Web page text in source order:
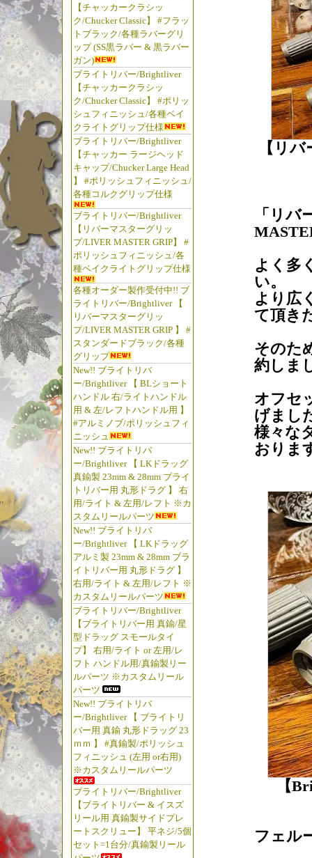
【チャッカークラシッ
ク/Chucker Classic】 #フラッ
トブラック/各種ラバーグリ
ップ (SS黒ラバー & 黒ラバー
ガン)
ブライトリバー/Brightliver
【チャッカークラシッ
ク/Chucker Classic】 #ポリッ
シュフィニッシュ/各種ベイ
クライトグリップ仕様
ブライトリバー/Brightliver
【チャッカー ラージヘッド
キャップ/Chucker Large Head
】 #ポリッシュフィニッシュ/
各種コルクグリップ仕様
ブライトリバー/Brightliver
【リバーマスターグリッ
プ/LIVER MASTER GRIP】 #
ポリッシュフィニッシュ/各
種ベイクライトグリップ仕様
各種オーダー製作受付中!! ブ
ライトリバー/Brightliver 【
リバーマスターグリッ
プ/LIVER MASTER GRIP 】 #
スタンダードブラック/各種
グリップ
New!! ブライトリバ
ー/Brightliver 【 BLショート
ハンドル 右/ライトハンドル
用 & 左/レフトハンドル用 】
#アルミノブ/ポリッシュフィ
ニッシュ
New!! ブライトリバ
ー/Brightliver 【 LKドラッグ
真鍮製 23mm & 28mm ブライ
トリバー用 丸形ドラグ 】 右
用/ライト & 左用/レフト ※カ
スタムリールパーツ
New!! ブライトリバ
ー/Brightliver 【 LKドラッグ
アルミ製 23mm & 28mm ブラ
イトリバー用 丸形ドラグ 】
右用/ライト & 左用/レフト ※
カスタムリールパーツ
ブライトリバー/Brightliver
【ブライトリバー用 真鍮/星
型ドラッグ スモールタイ
プ】 右用/ライト or 左用/レ
フト ハンドル用/真鍮製リー
ルパーツ ※カスタムリール
パーツ
New!! ブライトリバ
ー/Brightliver 【 ブライトリ
バー用 真鍮 丸形ドラッグ 23
ｍｍ 】 #真鍮製/ポリッシュ
フィニッシュ (左用 or右用)
※カスタムリールパーツ
ブライトリバー/Brightliver
【ブライトリバー & イスズ
リール用 真鍮製サイドプレ
ートスクリュー】 平ネジ/5個
セット=1台分/真鍮製リール
【リ
「リ
よく多
い。
より広
て頂き
そのた
約しま
オフセ
げまし
様々な
おりま
【
フェル